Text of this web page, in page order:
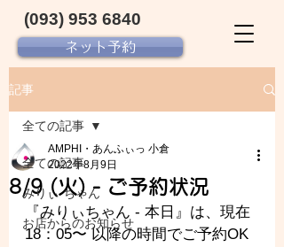
ネット予約
(093) 953 6840‬
記事
全ての記事
みりぃ ちゃん
お店からのお知らせ
全ての記事
8/9 (火) - ご予約状況
AMPHI・あんふぃっ 小倉
2022年8月9日
『みりぃちゃん - 本日』は、現在
18：05〜 以降の時間でご予約OK